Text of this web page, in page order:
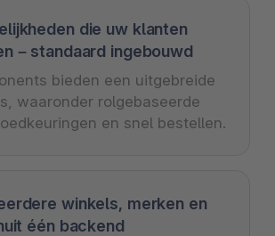
die uw klanten
– standaard ingebouwd
bieden een uitgebreide
waaronder rolgebaseerde
en snel bestellen.
winkels, merken en
één backend